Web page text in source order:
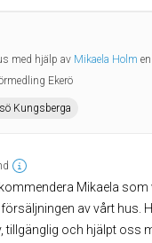
med hjälp av Mikaela Holm
Ekerö
Kungsberga
Mikaela
av vårt hus.
tillgänglig och hjälpt oss